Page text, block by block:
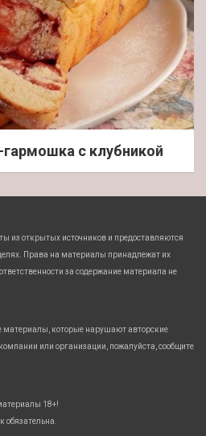
с клубникой
из открытых источников и предоставляются
Права на материалы принадлежат их
за содержание материала не
которые нарушают авторские
или организации, пожалуйста, сообщите
18+!
обязательна.